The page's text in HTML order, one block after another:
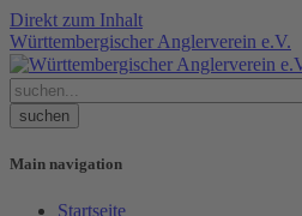
Direkt zum Inhalt
Württembergischer Anglerverein e.V.
Main navigation
Startseite